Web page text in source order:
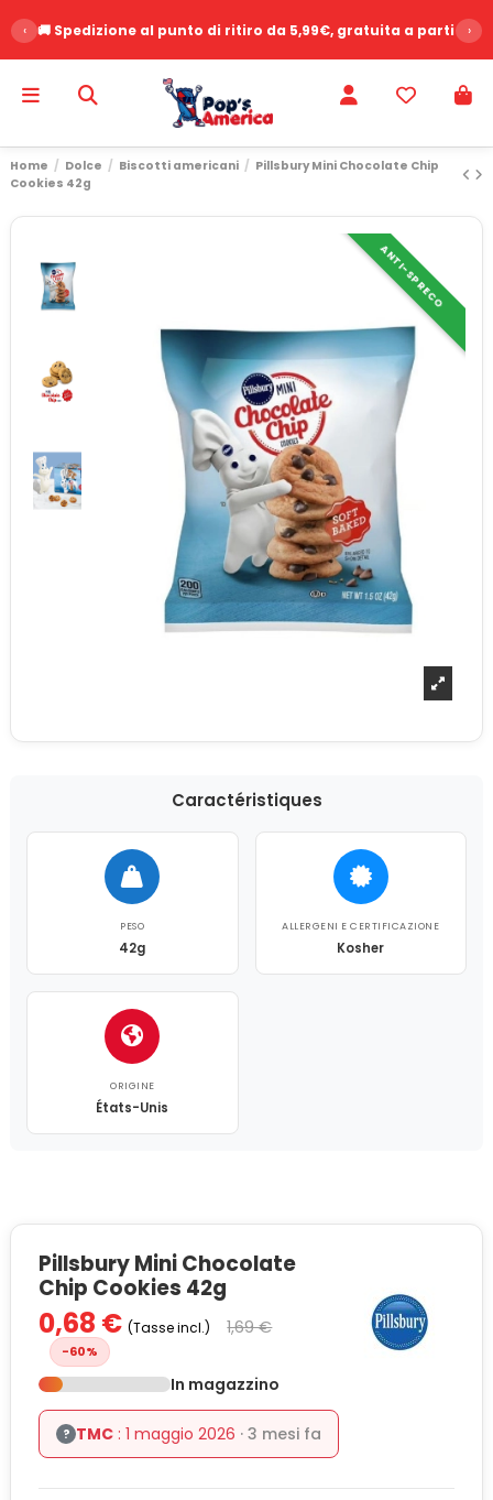
‹ 🚚 Spedizione al punto di ritiro da 5,99€, gratuita a partire›
Home Dolce Biscotti americani
Pillsbury Mini Chocolate Chip
Cookies 42g
ANTI-SPRECO
Caractéristiques
PESO
42g
ALLERGENI E CERTIFICAZIONE
Kosher
ORIGINE
États-Unis
Pillsbury Mini Chocolate
Chip Cookies 42g
0,68 € (Tasse incl.) 1,69 €
-60%
In magazzino
? TMC : 1 maggio 2026 · 3 mesi fa